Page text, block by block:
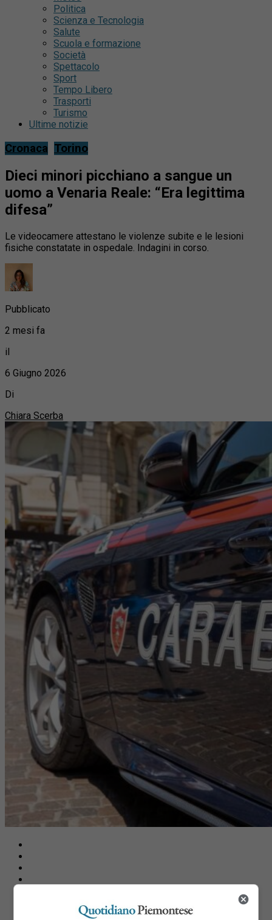
Politica
Scienza e Tecnologia
Salute
Scuola e formazione
Società
Spettacolo
Sport
Tempo Libero
Trasporti
Turismo
Ultime notizie
Cronaca Torino
Dieci minori picchiano a sangue un
uomo a Venaria Reale: “Era legittima
difesa”
Le videocamere attestano le violenze subite e le lesioni
fisiche constatate in ospedale. Indagini in corso.
Pubblicato
2 mesi fa
il
6 Giugno 2026
Di
Chiara Scerba